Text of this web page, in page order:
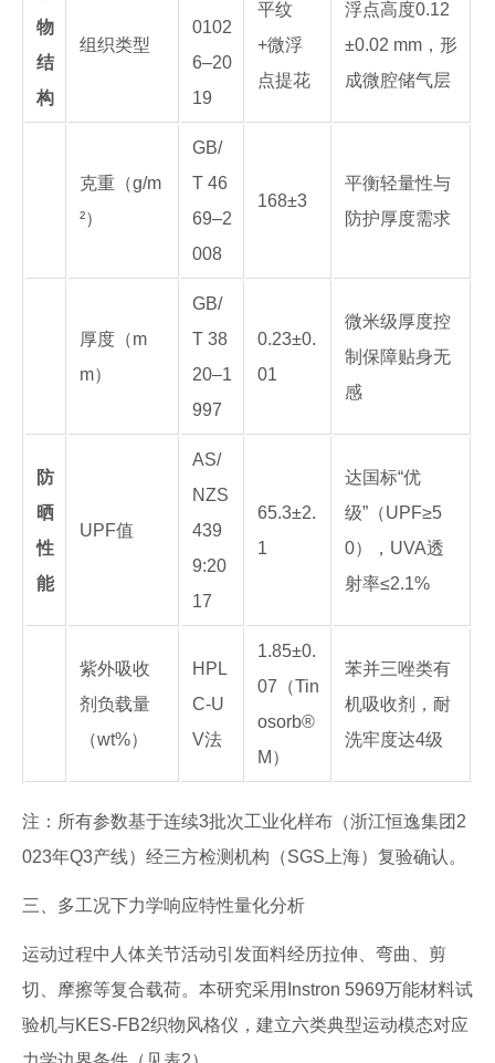
物
结
构
组织类型
0102
6–20
19
平纹
+微浮
点提花
浮点高度0.12
±0.02 mm，形
成微腔储气层
克重（g/m
²）
GB/
T 46
69–2
008
168±3
平衡轻量性与
防护厚度需求
厚度（m
m）
GB/
T 38
20–1
997
0.23±0.
01
微米级厚度控
制保障贴身无
感
防
晒
性
能
UPF值
AS/
NZS
439
9:20
17
65.3±2.
1
达国标“优
级”（UPF≥5
0），UVA透
射率≤2.1%
紫外吸收
剂负载量
（wt%）
HPL
C-U
V法
1.85±0.
07（Tin
osorb®
M）
苯并三唑类有
机吸收剂，耐
洗牢度达4级
注：所有参数基于连续3批次工业化样布（浙江恒逸集团2
023年Q3产线）经三方检测机构（SGS上海）复验确认。
三、多工况下力学响应特性量化分析
运动过程中人体关节活动引发面料经历拉伸、弯曲、剪
切、摩擦等复合载荷。本研究采用Instron 5969万能材料试
验机与KES-FB2织物风格仪，建立六类典型运动模态对应